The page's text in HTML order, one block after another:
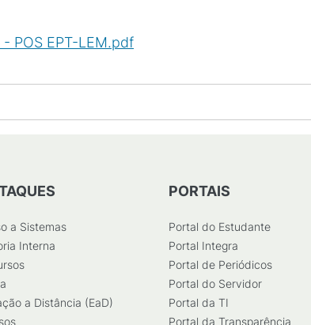
POS EPT-LEM.pdf
a Sistemas
Interna
a Distância (EaD)
PORTAIS
Portal do Estudante
Portal Integra
Portal de Periódicos
Portal do Servidor
Portal da TI
Portal da Transparência